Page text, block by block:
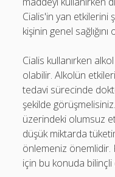
Cialis'in yan etkilerini
kişinin genel
Cialis kullanırken
olabilir. Alkolün
tedavi sürecinde
şekilde
üzerindeki olumsuz
düşük miktarda
önlemeniz önemlidir.
için bu konuda